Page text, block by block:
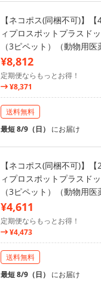
【ネコポス(同梱不可)】
ィプロスポットプラスド
（3ピペット）（動物用医
¥8,812
定期便ならもっとお得！
¥8,371
送料無料
最短 8/9（日） にお届け
【ネコポス(同梱不可)】
ィプロスポットプラスド
（3ピペット）（動物用医
¥4,611
定期便ならもっとお得！
¥4,473
送料無料
最短 8/9（日） にお届け